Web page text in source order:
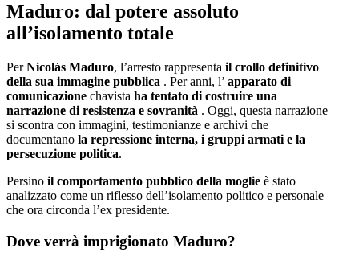
Maduro: dal potere assoluto
all’isolamento totale
PerNicolás Maduro, l’arresto rappresenta il crollo definitivo
della sua immagine pubblica . Per anni, l’ apparato di
comunicazione chavista ha tentato di costruire una
narrazione di resistenza e sovranità . Oggi, questa narrazione
si scontra con immagini, testimonianze e archivi che
documentano la repressione interna, i gruppi armati e la
persecuzione politica.
Persino il comportamento pubblico della moglie è stato
analizzato come un riflesso dell’isolamento politico e personale
che ora circonda l’ex presidente.
Dove verrà imprigionato Maduro?